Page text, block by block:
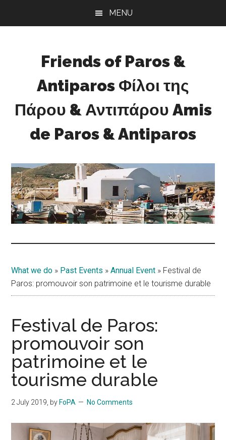
MENU
Friends of Paros &
Antiparos Φίλοι της
Πάρου & Αντιπάρου Amis
de Paros & Antiparos
development
for
Paros
&
Antiparos
What we do » Past Events »Annual Event » Festival de
Paros: promouvoir son patrimoine et le tourisme durable
Festival de Paros:
promouvoir son
patrimoine et le
tourisme durable
2 July 2019, by FoPA No Comments